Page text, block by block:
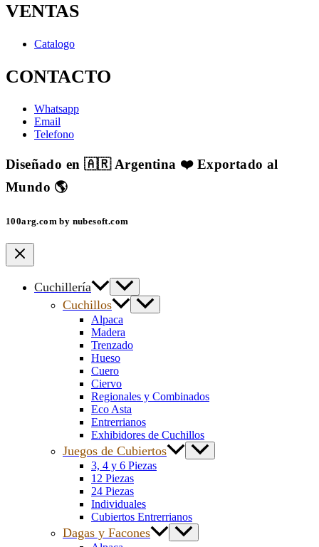
VENTAS
Catalogo
CONTACTO
Whatsapp
Email
Telefono
Diseñado en 🇦🇷 Argentina ❤️ Exportado al
Mundo 🌎
100arg.com by nubesoft.com
Cuchillería
Cuchillos
Alpaca
Madera
Trenzado
Hueso
Cuero
Ciervo
Regionales y Combinados
Eco Asta
Entrerrianos
Exhibidores de Cuchillos
Juegos de Cubiertos
3, 4 y 6 Piezas
12 Piezas
24 Piezas
Individuales
Cubiertos Entrerrianos
Dagas y Facones